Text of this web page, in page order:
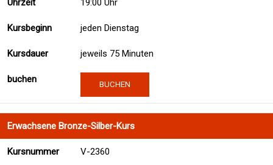
19:00 Uhr
jeden Dienstag
jeweils 75 Minuten
BUCHEN
Erwachsene Bronze-Silber-Kurs
V-2360